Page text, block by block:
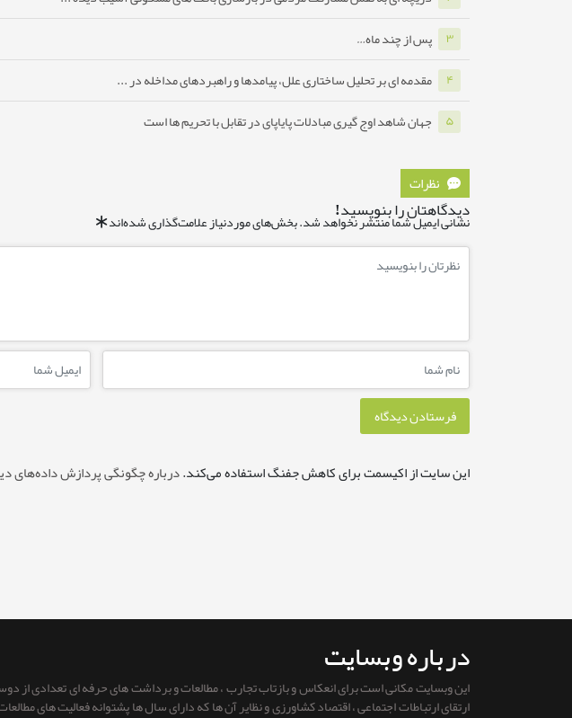
۳ پس از چند ماه…
۴ مقدمه ای بر تحلیل ساختاری علل، پیامدها و راهبردهای مداخله در ...
۵ جهان شاهد اوج گیری مبادلات پایاپای در تقابل با تحریم ها است
نظرات
دیدگاهتان را بنویسید!
نشانی ایمیل شما منتشر نخواهد شد. بخش‌های موردنیاز علامت‌گذاری شده‌اند*
این سایت از اکیسمت برای کاهش جفنگ استفاده می‌کند. درباره چگونگی پردازش داده‌های
درباره وبسایت
این وبسایت مکانی است برای انعکاس و بازتاب تجارب ، مطالعات و برداشت های حرفه ای تعدادی از
ارتقای ارتباطات اجتماعی ، اقتصاد کشاورزی و نظایر آن ها که دارای سال ها پشتوانه فعالیت های